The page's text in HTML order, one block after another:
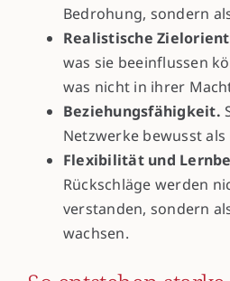
Bedrohung, sondern
Realistische
was sie beeinflussen
was nicht in ihrer
Beziehungsfähigkeit.
Netzwerke bewusst als
Flexibilität und
Rückschläge werden
verstanden, sondern
wachsen.